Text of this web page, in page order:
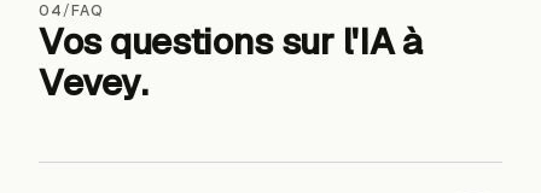
04/FAQ
Vos questions sur l'IAà
Vevey.